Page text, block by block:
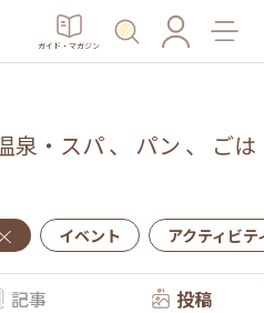
ガイド・マガジン
泉・スパ、 パン 、
ごは
イベント アクティビテ
記事 投稿